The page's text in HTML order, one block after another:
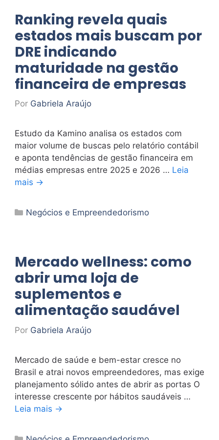
Ranking revela quais
estados mais buscam por
DRE indicando
maturidade na gestão
financeira de empresas
Por Gabriela Araújo
Estudo da Kamino analisa os estados com
maior volume de buscas pelo relatório contábil
e aponta tendências de gestão financeira em
médias empresas entre 2025 e 2026 … Leia
mais →
Categorias
Negócios e Empreendedorismo
Mercado wellness: como
abrir uma loja de
suplementos e
alimentação saudável
Por Gabriela Araújo
Mercado de saúde e bem-estar cresce no
Brasil e atrai novos empreendedores, mas exige
planejamento sólido antes de abrir as portas O
interesse crescente por hábitos saudáveis …
Leia mais →
Categorias